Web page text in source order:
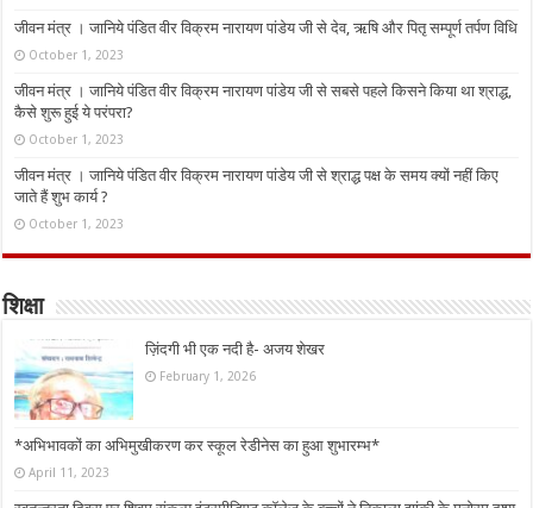
जीवन मंत्र । जानिये पंडित वीर विक्रम नारायण पांडेय जी से देव, ऋषि और पितृ सम्पूर्ण तर्पण विधि
October 1, 2023
जीवन मंत्र । जानिये पंडित वीर विक्रम नारायण पांडेय जी से सबसे पहले किसने किया था श्राद्ध,
कैसे शुरू हुई ये परंपरा?
October 1, 2023
जीवन मंत्र । जानिये पंडित वीर विक्रम नारायण पांडेय जी से श्राद्ध पक्ष के समय क्यों नहीं किए
जाते हैं शुभ कार्य ?
October 1, 2023
शिक्षा
ज़िंदगी भी एक नदी है- अजय शेखर
February 1, 2026
*अभिभावकों का अभिमुखीकरण कर स्कूल रेडीनेस का हुआ शुभारम्भ*
April 11, 2023